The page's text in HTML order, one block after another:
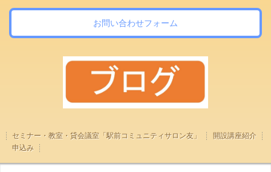
お問い合わせフォーム
セミナー・教室・貸会議室「駅前コミュニティサロン友」
開設講座紹介
申込み